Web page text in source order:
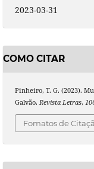
2023-03-31
COMO CITAR
Pinheiro, T. G. (2023).
Galvão. Revista Letras,
Fomatos de